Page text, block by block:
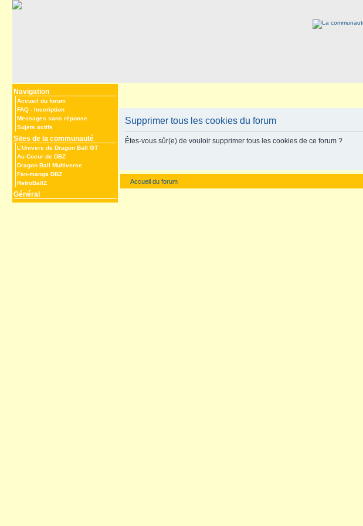
Navigation
Accueil du forum
FAQ - Inscription
Messages sans réponse
Sujets actifs
Sites de la communauté
L’Univers de Dragon Ball GT
Au Coeur de DBZ
Dragon Ball Multiverse
Fan-manga DBZ
RetroBallZ
Général
Supprimer tous les cookies du forum
Êtes-vous sûr(e) de vouloir supprimer tous les cookies de ce forum ?
Accueil du forum